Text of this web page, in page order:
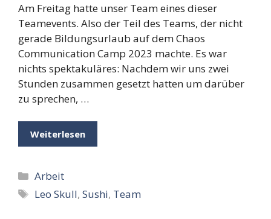
Am Freitag hatte unser Team eines dieser
Teamevents. Also der Teil des Teams, der nicht
gerade Bildungsurlaub auf dem Chaos
Communication Camp 2023 machte. Es war
nichts spektakuläres: Nachdem wir uns zwei
Stunden zusammen gesetzt hatten um darüber
zu sprechen, …
Weiterlesen
Kategorien
Arbeit
Schlagwörter
Leo Skull,Sushi, Team